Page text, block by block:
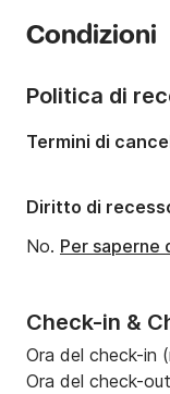
Messico, Canale
Frers85.
2008/11 San
1997 -
catamarano
Numero di posti
Pescaggio:1.5m
Potenza del
Condizioni
Check-in &
Ora del check-in
Ora del check-
Politica di
Termini di
Diritto di
No. Per saperne